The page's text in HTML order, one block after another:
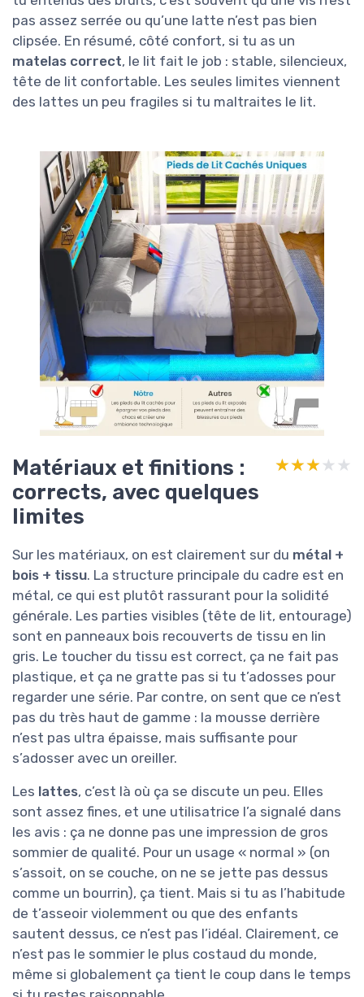
pas assez serrée ou qu’une latte n’est pas bien
clipsée. En résumé, côté confort, si tu as un
matelas correct, le lit fait le job : stable, silencieux,
tête de lit confortable. Les seules limites viennent
des lattes un peu fragiles si tu maltraites le lit.
Matériaux et finitions :
corrects, avec quelques
limites
★★★★★
★★★★★
Sur les matériaux, on est clairement sur du métal +
bois + tissu. La structure principale du cadre est en
métal, ce qui est plutôt rassurant pour la solidité
générale. Les parties visibles (tête de lit, entourage)
sont en panneaux bois recouverts de tissu en lin
gris. Le toucher du tissu est correct, ça ne fait pas
plastique, et ça ne gratte pas si tu t’adosses pour
regarder une série. Par contre, on sent que ce n’est
pas du très haut de gamme : la mousse derrière
n’est pas ultra épaisse, mais suffisante pour
s’adosser avec un oreiller.
Les lattes, c’est là où ça se discute un peu. Elles
sont assez fines, et une utilisatrice l’a signalé dans
les avis : ça ne donne pas une impression de gros
sommier de qualité. Pour un usage « normal » (on
s’assoit, on se couche, on ne se jette pas dessus
comme un bourrin), ça tient. Mais si tu as l’habitude
de t’asseoir violemment ou que des enfants
sautent dessus, ce n’est pas l’idéal. Clairement, ce
n’est pas le sommier le plus costaud du monde,
même si globalement ça tient le coup dans le temps